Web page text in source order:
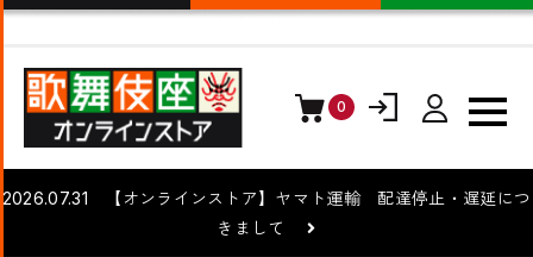
0
ログイン
2026.07.31 【オンラインストア】ヤマト運輸 配達停止・遅延につ
きまして